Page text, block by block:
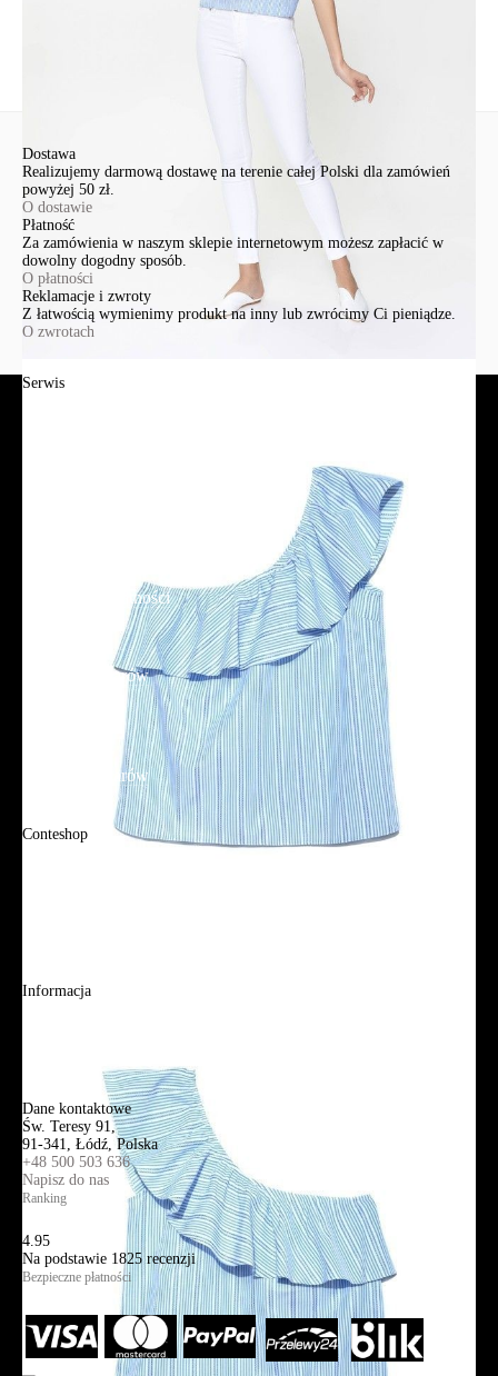
Dostawa
Realizujemy darmową dostawę na terenie całej Polski dla zamówień
powyżej 50 zł.
O dostawie
Płatność
Za zamówienia w naszym sklepie internetowym możesz zapłacić w
dowolny dogodny sposób.
O płatności
Reklamacje i zwroty
Z łatwością wymienimy produkt na inny lub zwrócimy Ci pieniądze.
O zwrotach
Serwis
Polityka prywatności
Tabela rozmiarów
Tabela rozmiarów
Conteshop
Informacja
Dane kontaktowe
Św. Teresy 91,
91-341, Łódź, Polska
+48 500 503 636
Napisz do nas
Ranking
4.95
Na podstawie 1825recenzji
Bezpieczne płatności